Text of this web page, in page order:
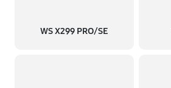
WS X299 PRO/SE